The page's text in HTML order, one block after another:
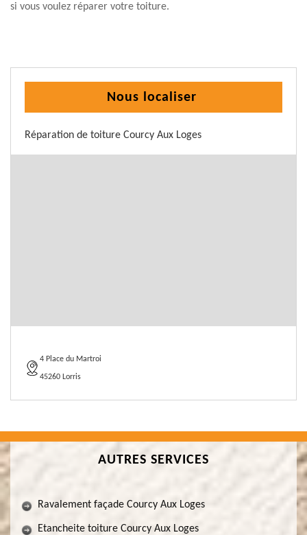
si vous voulez réparer votre toiture.
Nous localiser
Réparation de toiture Courcy Aux Loges
4 Place du Martroi
45260 Lorris
AUTRES SERVICES
Ravalement façade Courcy Aux Loges
Etancheite toiture Courcy Aux Loges